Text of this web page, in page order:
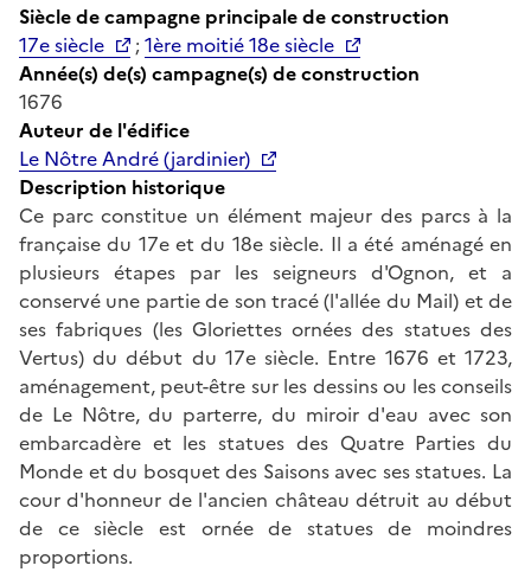
Siècle de campagne principale de construction
17e siècle
;1ère moitié 18e siècle
Année(s) de(s) campagne(s) de construction
1676
Auteur de l'édifice
Le Nôtre André (jardinier)
Description historique
Ce parc constitue un élément majeur des parcs à la
française du 17e et du 18e siècle. Il a été aménagé en
plusieurs étapes par les seigneurs d'Ognon, et a
conservé une partie de son tracé (l'allée du Mail) et de
ses fabriques (les Gloriettes ornées des statues des
Vertus) du début du 17e siècle. Entre 1676 et 1723,
aménagement, peut-être sur les dessins ou les conseils
de Le Nôtre, du parterre, du miroir d'eau avec son
embarcadère et les statues des Quatre Parties du
Monde et du bosquet des Saisons avec ses statues. La
cour d'honneur de l'ancien château détruit au début
de ce siècle est ornée de statues de moindres
proportions.